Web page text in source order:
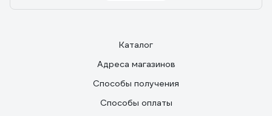
Каталог
Адреса магазинов
Способы получения
Способы оплаты